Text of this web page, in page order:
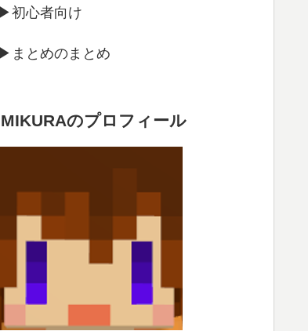
▶初心者向け
▶まとめのまとめ
MIKURAのプロフィール